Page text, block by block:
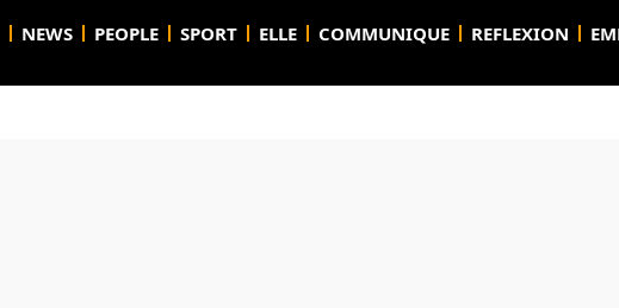
NEWS PEOPLE SPORT ELLE COMMUNIQUE REFLEXION